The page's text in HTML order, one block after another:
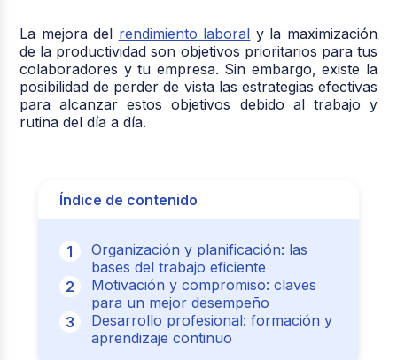
La mejora del rendimiento laboral y la maximización
de la productividad son objetivos prioritarios para tus
colaboradores y tu empresa. Sin embargo, existe la
posibilidad de perder de vista las estrategias efectivas
para alcanzar estos objetivos debido al trabajo y
rutina del día a día.
Índice de contenido
Organización y planificación: las
bases del trabajo eficiente
Motivación y compromiso: claves
para un mejor desempeño
Desarrollo profesional: formación y
aprendizaje continuo